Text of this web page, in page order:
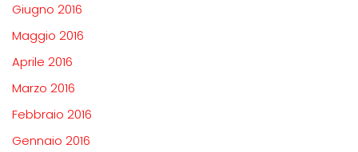
Giugno 2016
Maggio 2016
Aprile 2016
Marzo 2016
Febbraio 2016
Gennaio 2016